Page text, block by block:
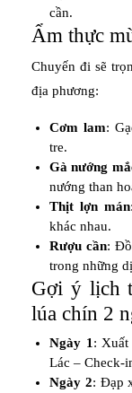
cần.
Ẩm thực
Chuyến đi sẽ
địa phương:
Cơm lam:
tre.
Gà nướng
nướng than
Thịt lợn mán
khác nhau.
Rượu cần:
trong những
Gợi ý lịch
lúa chín 2
Ngày 1:
Lác – Check-
Ngày 2: Đạp